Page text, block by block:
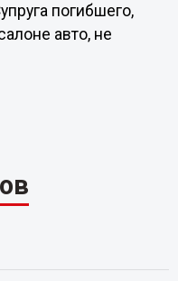
погибшего,
авто, не